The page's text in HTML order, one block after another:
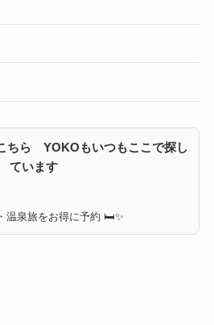
ちら YOKOもいつもここで探し
ています